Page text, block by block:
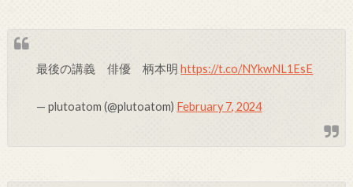
最後の講義 俳優 柄本明https://t.co/NYkwNL1EsE
— plutoatom (@plutoatom) February 7, 2024